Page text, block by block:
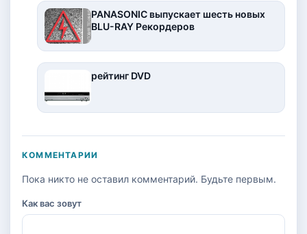
PANASONIC выпускает шесть новых
BLU-RAY Рекордеров
рейтинг DVD
КОММЕНТАРИИ
Пока никто не оставил комментарий. Будьте первым.
Как вас зовут